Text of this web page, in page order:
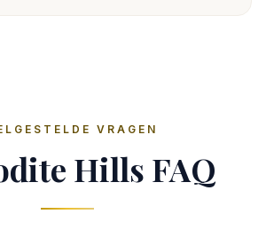
VRAGEN
Hills FAQ